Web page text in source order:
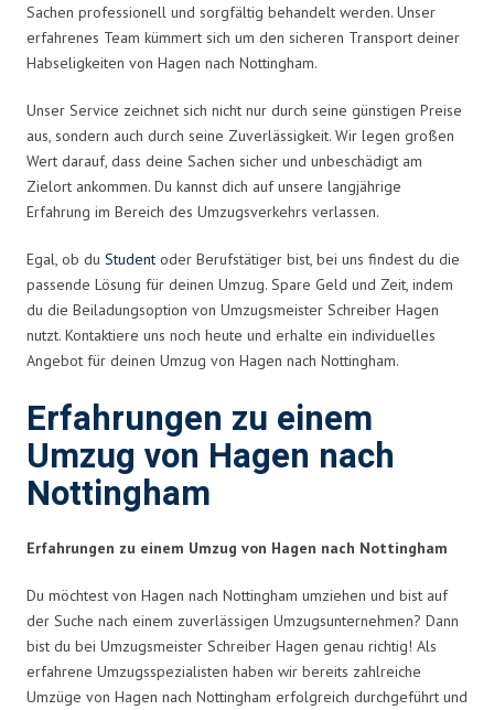
Sachen professionell und sorgfältig behandelt werden. Unser
erfahrenes Team kümmert sich um den sicheren Transport deiner
Habseligkeiten von Hagen nach Nottingham.
Unser Service zeichnet sich nicht nur durch seine günstigen Preise
aus, sondern auch durch seine Zuverlässigkeit. Wir legen großen
Wert darauf, dass deine Sachen sicher und unbeschädigt am
Zielort ankommen. Du kannst dich auf unsere langjährige
Erfahrung im Bereich des Umzugsverkehrs verlassen.
Egal, ob du Student oder Berufstätiger bist, bei uns findest du die
passende Lösung für deinen Umzug. Spare Geld und Zeit, indem
du die Beiladungsoption von Umzugsmeister Schreiber Hagen
nutzt. Kontaktiere uns noch heute und erhalte ein individuelles
Angebot für deinen Umzug von Hagen nach Nottingham.
Erfahrungen zu einem
Umzug von Hagen nach
Nottingham
Erfahrungen zu einem Umzug von Hagen nach Nottingham
Du möchtest von Hagen nach Nottingham umziehen und bist auf
der Suche nach einem zuverlässigen Umzugsunternehmen? Dann
bist du bei Umzugsmeister Schreiber Hagen genau richtig! Als
erfahrene Umzugsspezialisten haben wir bereits zahlreiche
Umzüge von Hagen nach Nottingham erfolgreich durchgeführt und